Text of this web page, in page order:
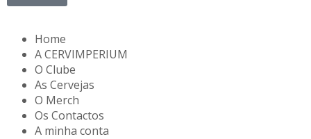
Home
A CERVIMPERIUM
O Clube
As Cervejas
O Merch
Os Contactos
A minha conta